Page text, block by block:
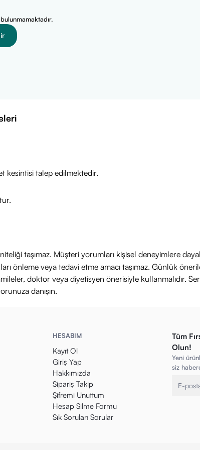
kesintisi talep edilmektedir.
taşımaz. Müşteri yorumları kişisel deneyimlere
önleme veya tedavi etme amacı taşımaz. Günlük
doktor veya diyetisyen önerisiyle kullanmalıdır.
danışın.
HESABIM
Kayıt Ol
Giriş Yap
Hakkımızda
Sipariş Takip
Şifremi Unuttum
Hesap Silme Formu
Sık Sorulan Sorular
Tüm
Olun!
Yeni
siz